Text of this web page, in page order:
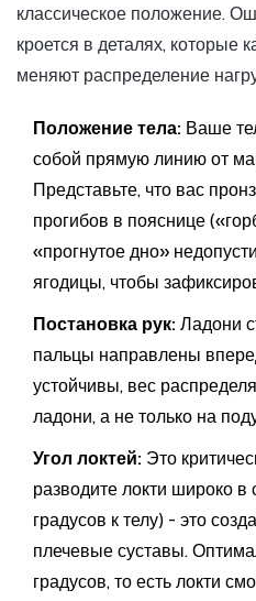
классическое положение.
кроется в деталях, которые
меняют распределение
Положение тела: Ваше
собой прямую линию от
Представьте, что вас
прогибов в пояснице
«прогнутое дно»
ягодицы, чтобы
Постановка рук: Ладони
пальцы направлены
устойчивы, вес
ладони, а не только на
Угол локтей: Это
разводите локти широко
градусов к телу) - это
плечевые суставы.
градусов, то есть локти